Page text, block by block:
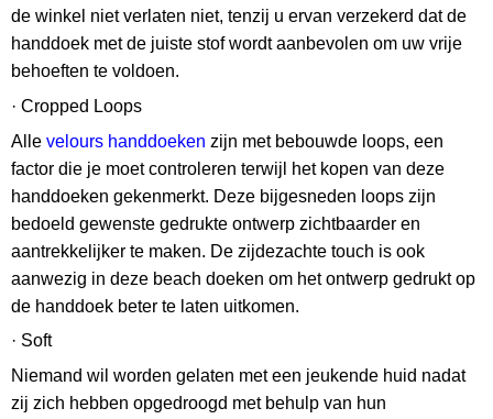
de winkel niet verlaten niet, tenzij u ervan verzekerd dat de
handdoek met de juiste stof wordt aanbevolen om uw vrije
behoeften te voldoen.
· Cropped Loops
Alle velours handdoeken zijn met bebouwde loops, een
factor die je moet controleren terwijl het kopen van deze
handdoeken gekenmerkt. Deze bijgesneden loops zijn
bedoeld gewenste gedrukte ontwerp zichtbaarder en
aantrekkelijker te maken. De zijdezachte touch is ook
aanwezig in deze beach doeken om het ontwerp gedrukt op
de handdoek beter te laten uitkomen.
· Soft
Niemand wil worden gelaten met een jeukende huid nadat
zij zich hebben opgedroogd met behulp van hun